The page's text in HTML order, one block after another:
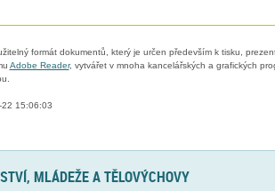
formát dokumentů, který je určen především k tisku,
Adobe Reader, vytvářet v mnoha kancelářských a grafických
15:06:03
MLÁDEŽE A TĚLOVÝCHOVY